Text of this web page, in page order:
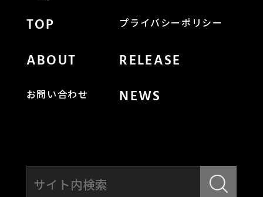
TOP プライバシーポリシー
ABOUT RELEASE
お問い合わせ NEWS